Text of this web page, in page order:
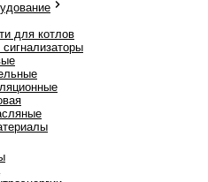
для котлов